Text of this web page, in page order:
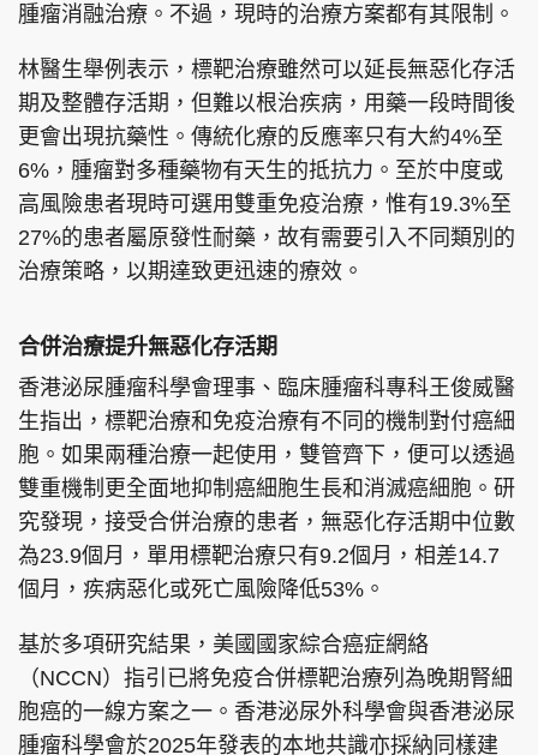
腫瘤消融治療。不過，現時的治療方案都有其限制。
林醫生舉例表示，標靶治療雖然可以延長無惡化存活
期及整體存活期，但難以根治疾病，用藥一段時間後
更會出現抗藥性。傳統化療的反應率只有大約4%至
6%，腫瘤對多種藥物有天生的抵抗力。至於中度或
高風險患者現時可選用雙重免疫治療，惟有19.3%至
27%的患者屬原發性耐藥，故有需要引入不同類別的
治療策略，以期達致更迅速的療效。
合併治療提升無惡化存活期
香港泌尿腫瘤科學會理事、臨床腫瘤科專科王俊威醫
生指出，標靶治療和免疫治療有不同的機制對付癌細
胞。如果兩種治療一起使用，雙管齊下，便可以透過
雙重機制更全面地抑制癌細胞生長和消滅癌細胞。研
究發現，接受合併治療的患者，無惡化存活期中位數
為23.9個月，單用標靶治療只有9.2個月，相差14.7
個月，疾病惡化或死亡風險降低53%。
基於多項研究結果，美國國家綜合癌症網絡
（NCCN）指引已將免疫合併標靶治療列為晚期腎細
胞癌的一線方案之一。香港泌尿外科學會與香港泌尿
腫瘤科學會於2025年發表的本地共識亦採納同樣建